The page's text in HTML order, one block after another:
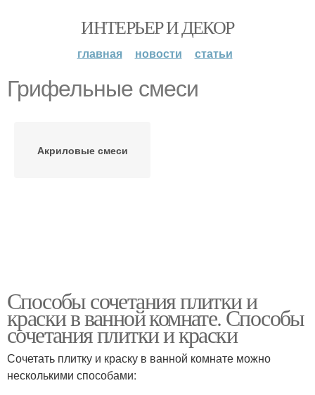
ИНТЕРЬЕР И ДЕКОР
главная новости статьи
Грифельные смеси
Акриловые смеси
Способы сочетания плитки и
краски в ванной комнате. Способы
сочетания плитки и краски
Сочетать плитку и краску в ванной комнате можно
несколькими способами: